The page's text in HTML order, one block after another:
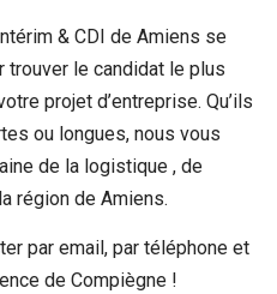
& CDI de Amiens se
le candidat le plus
projet d’entreprise. Qu’ils
ou longues, nous vous
de la logistique , de
région de Amiens.
par email, par téléphone et
de Compiègne !